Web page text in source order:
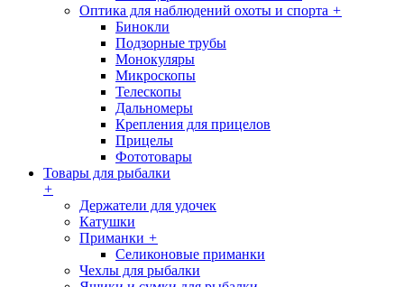
Оптика для наблюдений охоты и спорта +
Бинокли
Подзорные трубы
Монокуляры
Микроскопы
Телескопы
Дальномеры
Крепления для прицелов
Прицелы
Фототовары
Товары для рыбалки
+
Держатели для удочек
Катушки
Приманки +
Селиконовые приманки
Чехлы для рыбалки